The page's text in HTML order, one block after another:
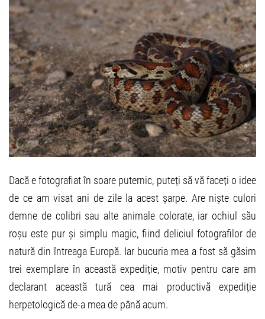
Dacă e fotografiat în soare puternic, puteți să vă faceți o idee
de ce am visat ani de zile la acest șarpe. Are niște culori
demne de colibri sau alte animale colorate, iar ochiul său
roșu este pur și simplu magic, fiind deliciul fotografilor de
natură din întreaga Europă. Iar bucuria mea a fost să găsim
trei exemplare în această expediție, motiv pentru care am
declarant această tură cea mai productivă expediție
herpetologică de-a mea de până acum.